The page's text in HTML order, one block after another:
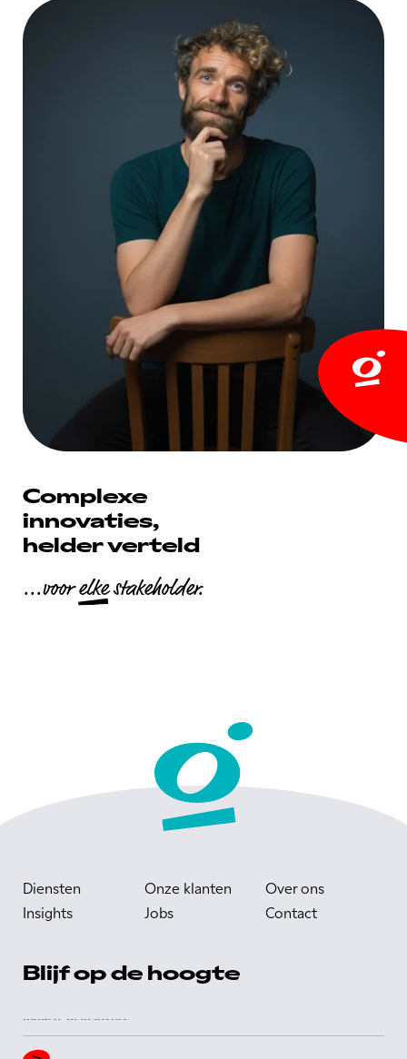
Complexe
innovaties,
helder verteld
...voorelkestakeholder.
Blijf op de hoogte
Diensten Onze klanten
Over ons
Insights
Jobs Contact